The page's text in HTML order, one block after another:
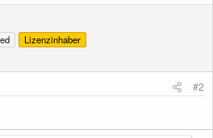
Lizenzinhaber
#2